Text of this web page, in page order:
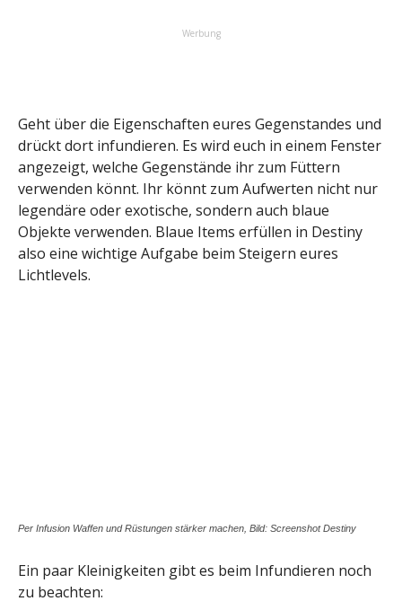
Werbung
Geht über die Eigenschaften eures Gegenstandes und
drückt dort infundieren. Es wird euch in einem Fenster
angezeigt, welche Gegenstände ihr zum Füttern
verwenden könnt. Ihr könnt zum Aufwerten nicht nur
legendäre oder exotische, sondern auch blaue
Objekte verwenden. Blaue Items erfüllen in Destiny
also eine wichtige Aufgabe beim Steigern eures
Lichtlevels.
Per Infusion Waffen und Rüstungen stärker machen, Bild: Screenshot Destiny
Ein paar Kleinigkeiten gibt es beim Infundieren noch
zu beachten: